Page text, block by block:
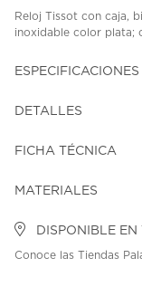
Reloj Tissot con caja,
inoxidable color plata;
ESPECIFICACIONES
DETALLES
FICHA TÉCNICA
MATERIALES
DISPONIBLE EN
Conoce las Tiendas